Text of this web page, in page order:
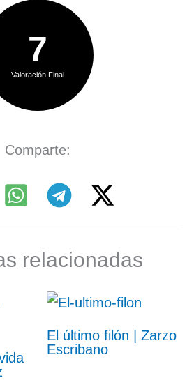
7
Valoración Final
Comparte:
relacionadas
El último filón | Zarzo
Escribano